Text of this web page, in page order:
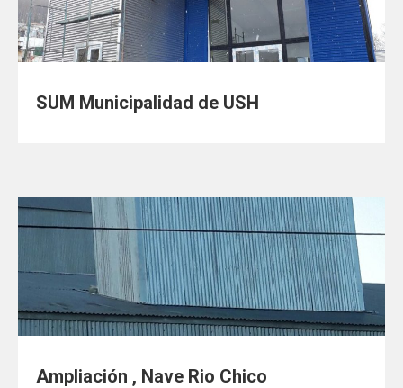
SUM Municipalidad de USH
Ampliación , Nave Rio Chico